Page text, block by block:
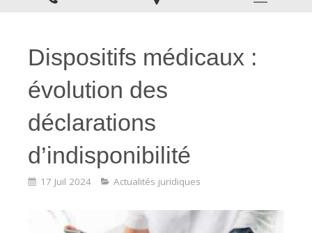
Dispositifs médicaux :
évolution des
déclarations
d’indisponibilité
17 Juil 2024 Actualités juridiques